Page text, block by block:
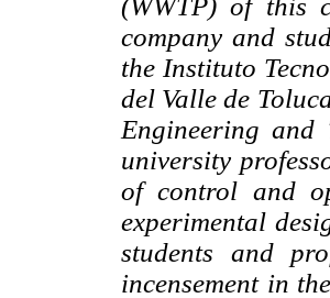
company and
the Instituto
del Valle de
Engineering and
university
of control and
experimental
students and
incensement in